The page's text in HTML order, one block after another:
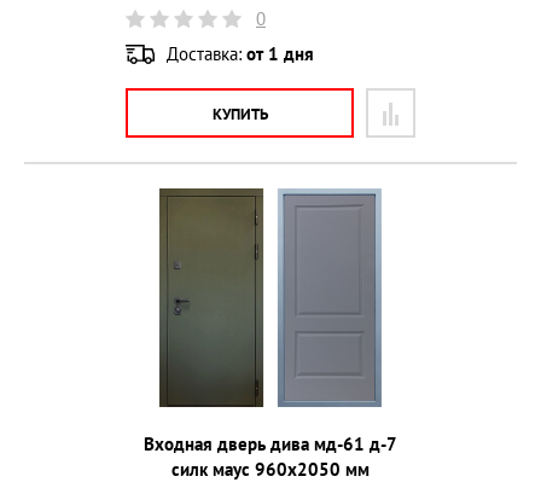
0
Доставка: от 1 дня
КУПИТЬ
Входная дверь дива мд-61 д-7
силк маус 960х2050 мм